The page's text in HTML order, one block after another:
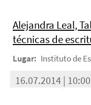
Alejandra Leal,
técnicas de
Lugar: Instituto de
16.07.2014 |